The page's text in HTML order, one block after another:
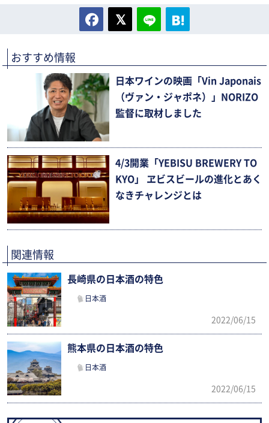
おすすめ情報
日本ワインの映画「Vin Japonais
（ヴァン・ジャポネ）」NORIZO
監督に取材しました
4/3開業「YEBISU BREWERY TO
KYO」 ヱビスビールの進化とあく
なきチャレンジとは
関連情報
長崎県の日本酒の特色
日本酒
2022/06/15
熊本県の日本酒の特色
日本酒
2022/06/15